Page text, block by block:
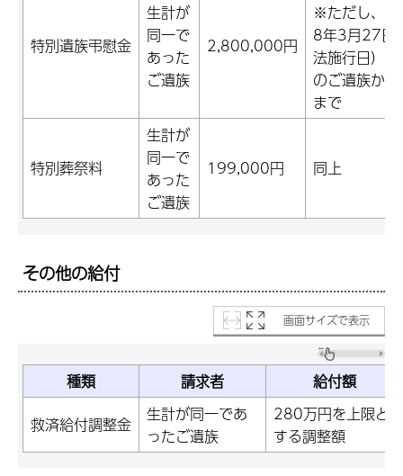
特別遺族弔慰金
生計が
同一で
あった
ご遺族
2,800,000円
※ただし、中
8年3月27日
法施行日）
のご遺族か
まで
特別葬祭料
生計が
同一で
あった
ご遺族
199,000円 同上
その他の給付
画面サイズで表示
種類 請求者
給付額
救済給付調整金
生計が同一であ
ったご遺族
280万円を上限と
する調整額